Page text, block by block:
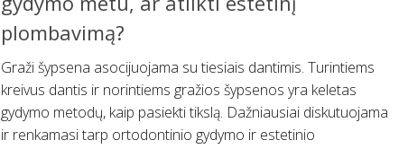
plombavimą?
Graži šypsena asocijuojama su tiesiais dantimis. Turintiems
kreivus dantis ir norintiems gražios šypsenos yra keletas
gydymo metodų, kaip pasiekti tikslą. Dažniausiai diskutuojama
ir renkamasi tarp ortodontinio gydymo ir estetinio